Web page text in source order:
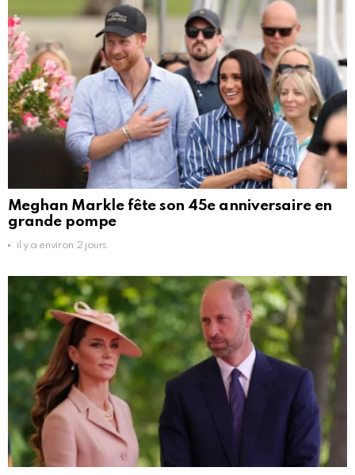
Meghan Markle fête son 45e anniversaire en
grande pompe
il y a environ 2 jours